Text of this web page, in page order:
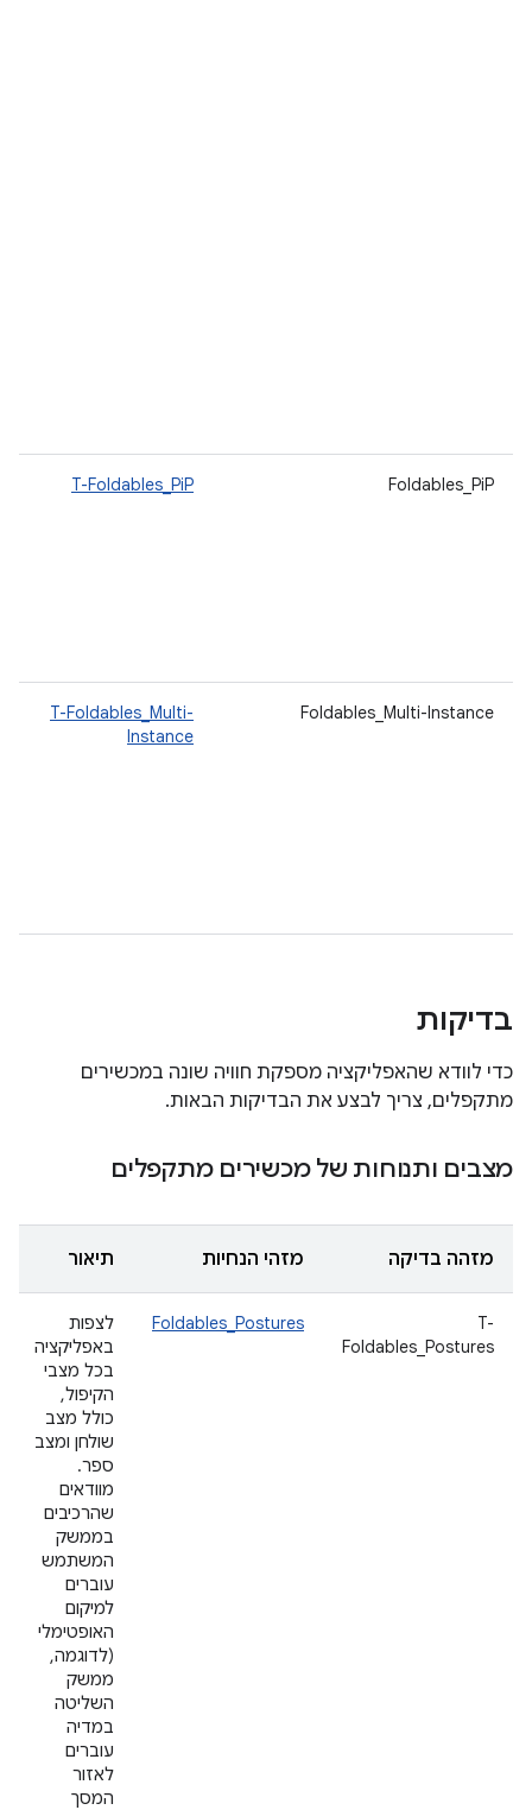
Foldables_PiP
T-Foldables_PiP
Foldables_Multi-Instance
T-Foldables_Multi-
Instance
בדיקות
כדי לוודא שהאפליקציה מספקת חוויה שונה במכשירים
מתקפלים, צריך לבצע את הבדיקות הבאות.
מצבים ותנוחות של מכשירים מתקפלים
מזהה בדיקה מזהי הנחיות תיאור
T-
Foldables_Postures
Foldables_Postures
לצפות
באפליקציה
בכל מצבי
הקיפול,
כולל מצב
שולחן ומצב
ספר.
מוודאים
שהרכיבים
בממשק
המשתמש
עוברים
למיקום
האופטימלי
(לדוגמה,
ממשק
השליטה
במדיה
עוברים
לאזור
המסך